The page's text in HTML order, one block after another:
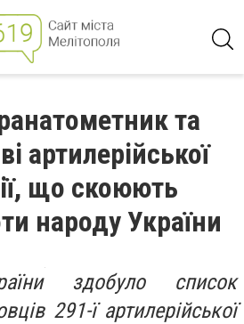
та
артилерійської
що скоюють
народу України
здобуло список
291-ї артилерійської